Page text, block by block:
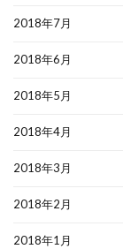
2018年7月
2018年6月
2018年5月
2018年4月
2018年3月
2018年2月
2018年1月